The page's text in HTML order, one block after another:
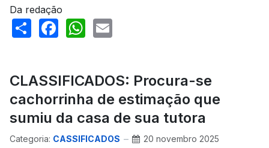
Da redação
ShareFacebook
WhatsApp
CLASSIFICADOS: Procura-se
cachorrinha de estimação que
sumiu da casa de sua tutora
Categoria: CASSIFICADOS 20 novembro 2025